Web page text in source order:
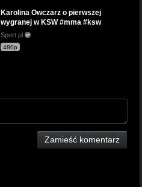
Karolina Owczarz o pierwszej
wygranej w KSW #mma #ksw
Sport.pl
480p
Zamieść komentarz